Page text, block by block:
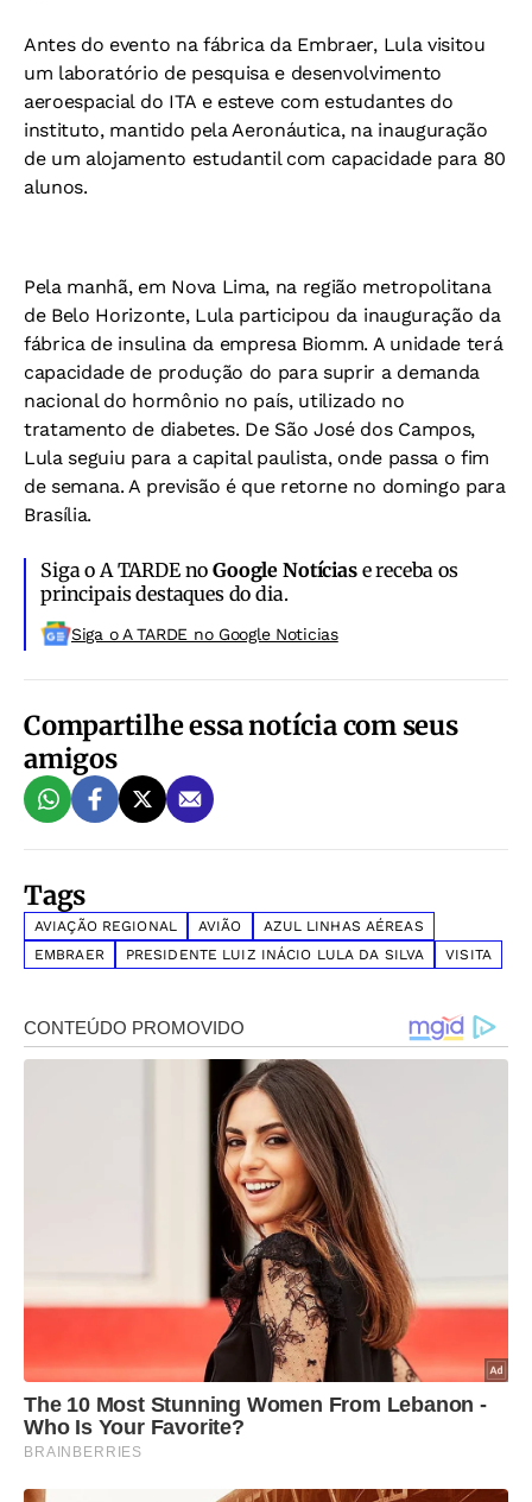
Antes do evento na fábrica da Embraer, Lula visitou
um laboratório de pesquisa e desenvolvimento
aeroespacial do ITA e esteve com estudantes do
instituto, mantido pela Aeronáutica, na inauguração
de um alojamento estudantil com capacidade para 80
alunos.
Pela manhã, em Nova Lima, na região metropolitana
de Belo Horizonte, Lula participou da inauguração da
fábrica de insulina da empresa Biomm. A unidade terá
capacidade de produção do para suprir a demanda
nacional do hormônio no país, utilizado no
tratamento de diabetes. De São José dos Campos,
Lula seguiu para a capital paulista, onde passa o fim
de semana. A previsão é que retorne no domingo para
Brasília.
Siga o A TARDE noGoogle Notíciase receba os
principais destaques do dia.
Siga o A TARDE no Google Noticias
Compartilhe essa notícia com seus
amigos
Tags
AVIAÇÃO REGIONAL AVIÃO
AZUL LINHAS AÉREAS
EMBRAER
PRESIDENTE LUIZ INÁCIO LULA DA SILVA VISITA